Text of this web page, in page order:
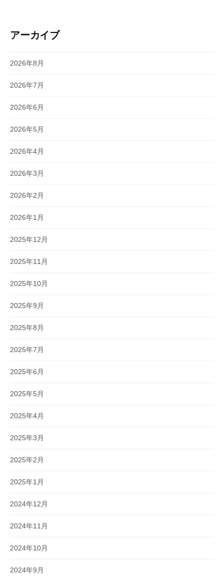
アーカイブ
2026年8月
2026年7月
2026年6月
2026年5月
2026年4月
2026年3月
2026年2月
2026年1月
2025年12月
2025年11月
2025年10月
2025年9月
2025年8月
2025年7月
2025年6月
2025年5月
2025年4月
2025年3月
2025年2月
2025年1月
2024年12月
2024年11月
2024年10月
2024年9月